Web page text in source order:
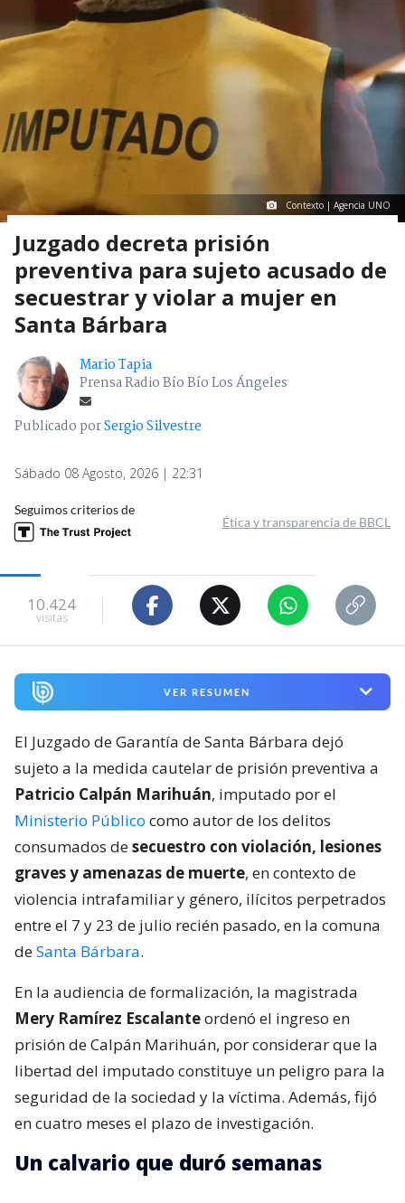
Contexto | Agencia UNO
Juzgado decreta prisión
preventiva para sujeto acusado de
secuestrar y violar a mujer en
Santa Bárbara
Mario Tapia
Prensa Radio Bío Bío Los Ángeles
Publicado porSergio Silvestre
Sábado 08 Agosto, 2026 | 22:31
Seguimos criterios de
Ética y transparencia de BBCL
10.424
visitas
VER RESUMEN
El Juzgado de Garantía de Santa Bárbara dejó
sujeto a la medida cautelar de prisión preventiva a
Patricio Calpán Marihuán, imputado por el
Ministerio Público como autor de los delitos
consumados desecuestro con violación, lesiones
graves y amenazas de muerte, en contexto de
violencia intrafamiliar y género, ilícitos perpetrados
entre el 7 y 23 de julio recién pasado, en la comuna
deSanta Bárbara.
En la audiencia de formalización, la magistrada
Mery Ramírez Escalanteordenó el ingreso en
prisión de Calpán Marihuán, por considerar que la
libertad del imputado constituye un peligro para la
seguridad de la sociedad y la víctima. Además, fijó
en cuatro meses el plazo de investigación.
Un calvario que duró semanas